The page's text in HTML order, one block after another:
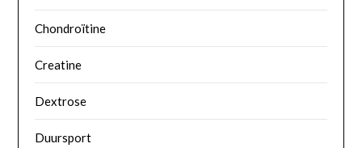
Chondroïtine
Creatine
Dextrose
Duursport